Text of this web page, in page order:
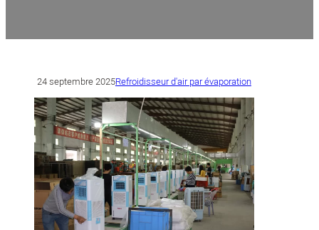
24 septembre 2025Refroidisseur d'air par évaporation